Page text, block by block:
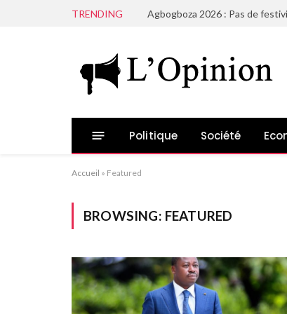
TRENDING Agbogboza 2026 : Pas de
Politique Société
Accueil » Featured
BROWSING: FEATURED